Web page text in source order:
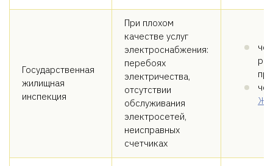
Государственная
жилищная
инспекция
При плохом
качестве услуг
электроснабжения:
перебоях
электричества,
отсутствии
обслуживания
электросетей,
неисправных
счетчиках